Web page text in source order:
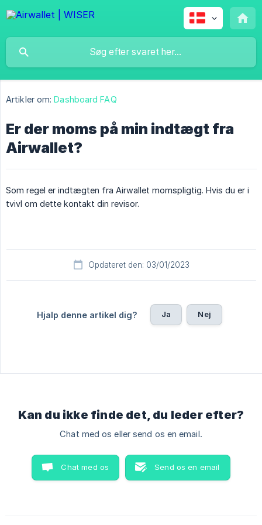
Artikler om: Dashboard FAQ
Er der moms på min indtægt fra
Airwallet?
Som regel er indtægten fra Airwallet momspligtig. Hvis du er i
tvivl om dette kontakt din revisor.
Opdateret den: 03/01/2023
Hjalp denne artikel dig? Ja Nej
Kan du ikke finde det, du leder efter?
Chat med os eller send os en email.
Chat med os Send os en email